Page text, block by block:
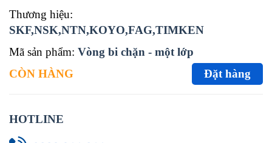
Thương hiệu:
SKF,NSK,NTN,KOYO,FAG,TIMKEN
Mã sản phẩm: Vòng bi chặn - một lớp
CÒN HÀNG
Đặt hàng
HOTLINE